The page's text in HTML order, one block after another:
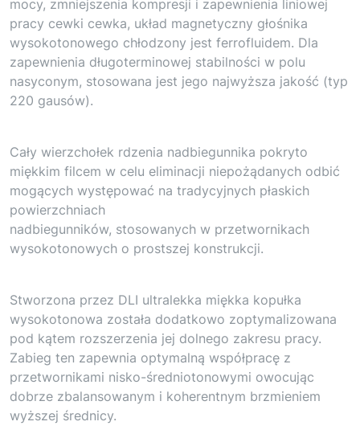
mocy, zmniejszenia kompresji i zapewnienia liniowej
pracy cewki cewka, układ magnetyczny głośnika
wysokotonowego chłodzony jest ferrofluidem. Dla
zapewnienia długoterminowej stabilności w polu
nasyconym, stosowana jest jego najwyższa jakość (typ
220 gausów).
Cały wierzchołek rdzenia nadbiegunnika pokryto
miękkim filcem w celu eliminacji niepożądanych odbić
mogących występować na tradycyjnych płaskich
powierzchniach
nadbiegunników, stosowanych w przetwornikach
wysokotonowych o prostszej konstrukcji.
Stworzona przez DLI ultralekka miękka kopułka
wysokotonowa została dodatkowo zoptymalizowana
pod kątem rozszerzenia jej dolnego zakresu pracy.
Zabieg ten zapewnia optymalną współpracę z
przetwornikami nisko-średniotonowymi owocując
dobrze zbalansowanym i koherentnym brzmieniem
wyższej średnicy.